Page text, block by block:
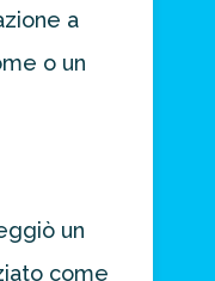
a
o un
un
come